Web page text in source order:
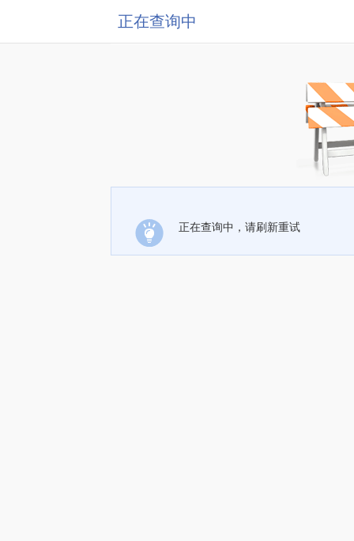
正在查询中
正在查询中，请刷新重试